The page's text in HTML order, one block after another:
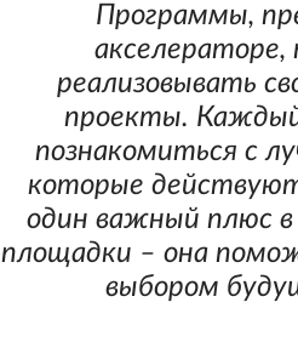
Программы,
реализовывать
проекты.
познакомиться с
которые
один важный плюс
площадки – она
выбором